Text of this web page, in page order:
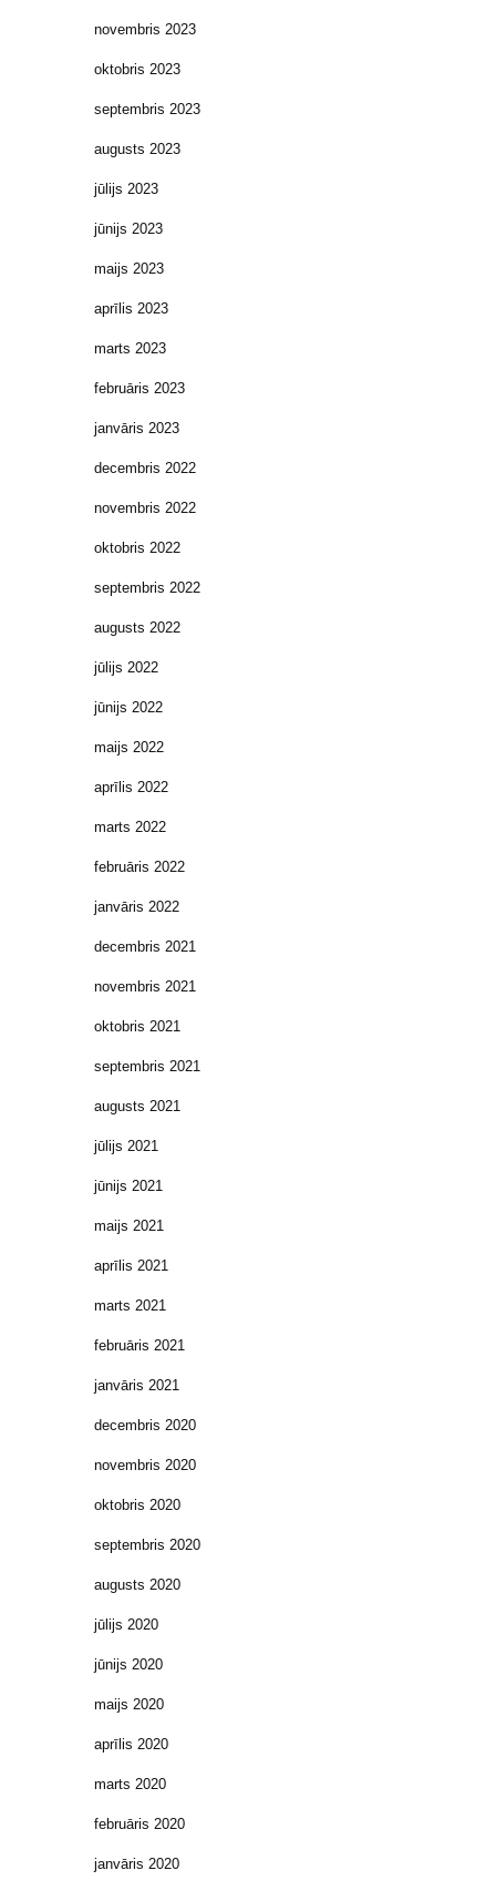
novembris 2023
oktobris 2023
septembris 2023
augusts 2023
jūlijs 2023
jūnijs 2023
maijs 2023
aprīlis 2023
marts 2023
februāris 2023
janvāris 2023
decembris 2022
novembris 2022
oktobris 2022
septembris 2022
augusts 2022
jūlijs 2022
jūnijs 2022
maijs 2022
aprīlis 2022
marts 2022
februāris 2022
janvāris 2022
decembris 2021
novembris 2021
oktobris 2021
septembris 2021
augusts 2021
jūlijs 2021
jūnijs 2021
maijs 2021
aprīlis 2021
marts 2021
februāris 2021
janvāris 2021
decembris 2020
novembris 2020
oktobris 2020
septembris 2020
augusts 2020
jūlijs 2020
jūnijs 2020
maijs 2020
aprīlis 2020
marts 2020
februāris 2020
janvāris 2020